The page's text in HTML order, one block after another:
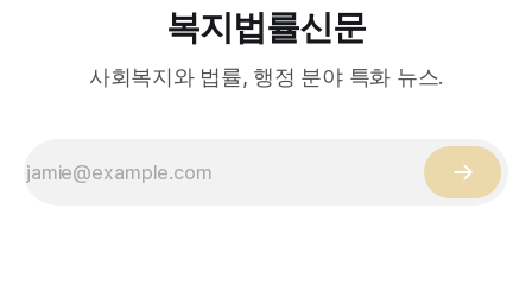
복지법률신문
사회복지와 법률, 행정 분야 특화 뉴스.